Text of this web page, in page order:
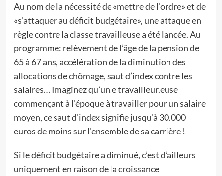
Au nom de la nécessité de «mettre de l’ordre» et de
«s’attaquer au déficit budgétaire», une attaque en
règle contre la classe travailleuse a été lancée. Au
programme: relèvement de l’âge de la pension de
65 à 67 ans, accélération de la diminution des
allocations de chômage, saut d’index contre les
salaires… Imaginez qu’un.e travailleur.euse
commençant à l’époque à travailler pour un salaire
moyen, ce saut d’index signifie jusqu’à 30.000
euros de moins sur l’ensemble de sa carrière !
Si le déficit budgétaire a diminué, c’est d’ailleurs
uniquement en raison de la croissance